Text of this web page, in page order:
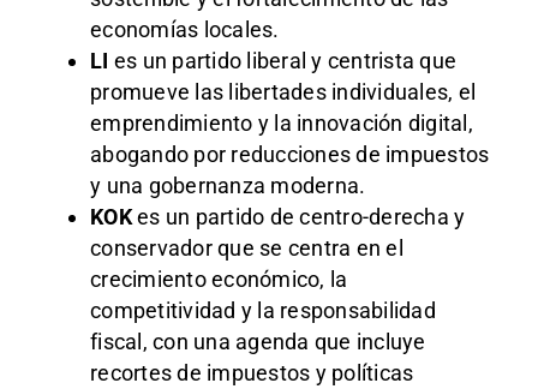
economías locales.
LI es un partido liberal y centrista que
promueve las libertades individuales, el
emprendimiento y la innovación digital,
abogando por reducciones de impuestos
y una gobernanza moderna.
KOKes un partido de centro-derecha y
conservador que se centra en el
crecimiento económico, la
competitividad y la responsabilidad
fiscal, con una agenda que incluye
recortes de impuestos y políticas